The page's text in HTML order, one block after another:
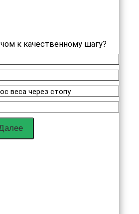
к качественному шагу?
веса через стопу